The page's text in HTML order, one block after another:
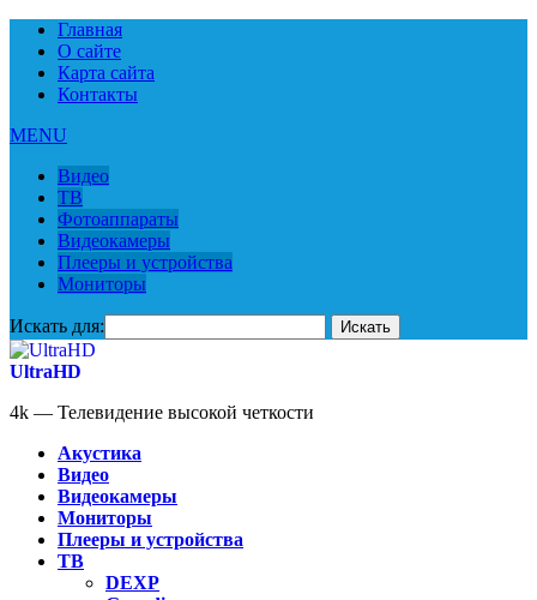
Главная
О сайте
Карта сайта
Контакты
MENU
Видео
ТВ
Фотоаппараты
Видеокамеры
Плееры и устройства
Мониторы
Искать для:
UltraHD
4k — Телевидение высокой четкости
Акустика
Видео
Видеокамеры
Мониторы
Плееры и устройства
ТВ
DEXP